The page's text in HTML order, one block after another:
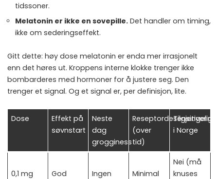
tidssoner.
Melatonin er ikke en sovepille. Det handler om timing,
ikke om sederingseffekt.
Gitt dette: høy dose melatonin er enda mer irrasjonelt
enn det høres ut. Kroppens interne klokke trenger ikke
bombarderes med hormoner for å justere seg. Den
trenger et signal. Og et signal er, per definisjon, lite.
Dose
Effekt på
søvnstart
Neste
dag
grogginess
Reseptordesensitivering
(over
tid)
Tilgjengelig
i Norge
0,1 mg God Ingen Minimal
Nei (må
knuses